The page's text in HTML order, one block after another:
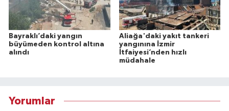
Bayraklı’daki yangın
büyümeden kontrol altına
alındı
Aliağa'daki yakıt tankeri
yangınına İzmir
İtfaiyesi’nden hızlı
müdahale
Yorumlar